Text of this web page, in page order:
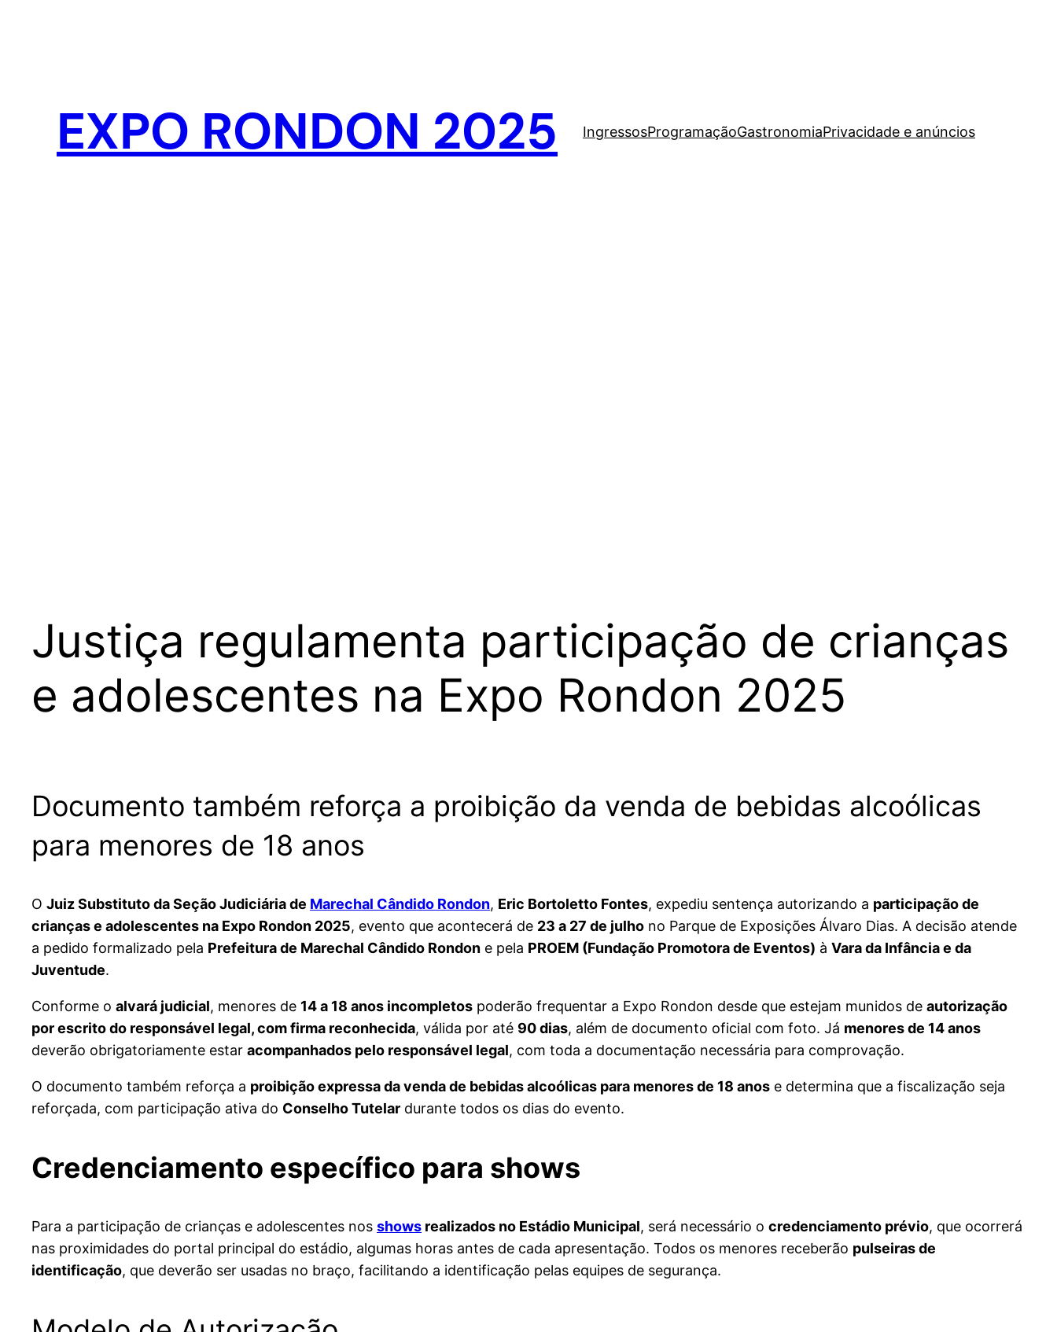
EXPO RONDON 2025 IngressosProgramaçãoGastronomiaPrivacidade e anúncios
Justiça regulamenta participação de crianças
e adolescentes na Expo Rondon 2025
Documento também reforça a proibição da venda de bebidas alcoólicas
para menores de 18 anos
O Juiz Substituto da Seção Judiciária de Marechal Cândido Rondon, Eric Bortoletto Fontes, expediu sentença autorizando a participação de
crianças e adolescentes na Expo Rondon 2025, evento que acontecerá de 23 a 27 de julho no Parque de Exposições Álvaro Dias. A decisão atende
a pedido formalizado pela Prefeitura de Marechal Cândido Rondon e pela PROEM (Fundação Promotora de Eventos) à Vara da Infância e da
Juventude.
Conforme o alvará judicial, menores de 14 a 18 anos incompletos poderão frequentar a Expo Rondon desde que estejam munidos de autorização
por escrito do responsável legal, com firma reconhecida, válida por até 90 dias, além de documento oficial com foto. Já menores de 14 anos
deverão obrigatoriamente estar acompanhados pelo responsável legal, com toda a documentação necessária para comprovação.
O documento também reforça a proibição expressa da venda de bebidas alcoólicas para menores de 18 anos e determina que a fiscalização seja
reforçada, com participação ativa do Conselho Tutelar durante todos os dias do evento.
Credenciamento específico para shows
Para a participação de crianças e adolescentes nos shows realizados no Estádio Municipal, será necessário o credenciamento prévio, que ocorrerá
nas proximidades do portal principal do estádio, algumas horas antes de cada apresentação. Todos os menores receberão pulseiras de
identificação, que deverão ser usadas no braço, facilitando a identificação pelas equipes de segurança.